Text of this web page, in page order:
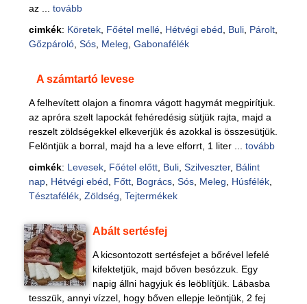
az ... tovább
cimkék: Köretek, Főétel mellé, Hétvégi ebéd Buli, Párolt,
Gőzpároló, Sós, Meleg Gabonafélék
A számtartó levese
A felhevített olajon a finomra vágott hagymát megpirítjuk.
az apróra szelt lapockát fehéredésig sütjük rajta, majd a
reszelt zöldségekkel elkeverjük és azokkal is összesütjük.
Felöntjük a borral, majd ha a leve elforrt, 1 liter ... tovább
cimkék: Levesek, Főétel előtt, Buli, Szilveszter, Bálint
nap, Hétvégi ebéd Főtt, Bogrács, Sós, Meleg Húsfélék,
Tésztafélék, Zöldség Tejtermékek
Abált sertésfej
A kicsontozott sertésfejet a bőrével lefelé
kifektetjük, majd bőven besózzuk. Egy
napig állni hagyjuk és leöblítjük. Lábasba
tesszük, annyi vízzel, hogy bőven ellepje leöntjük, 2 fej